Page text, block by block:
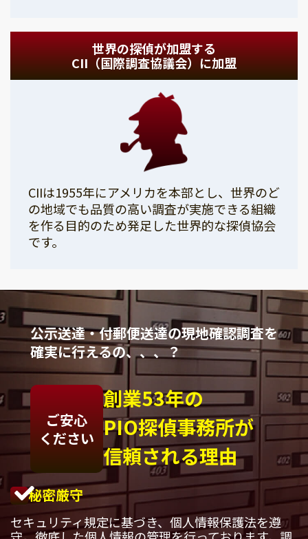
世界の探偵が加盟する
CII（国際調査協議会）に加盟
CIIは1955年にアメリカを本部とし、世界のど
の地域でも品質の高い調査が実施できる組織
を作る目的のため発足した世界的な探偵協会
です。
公示送達・付郵便送達の現地確認調査を
確実に行えるの、、、？
ご安心
ください
創業53年の
PIO探偵事務所が
信頼される理由
秘密厳守
セキュリティ規定に基づき、個人情報保護法を遵